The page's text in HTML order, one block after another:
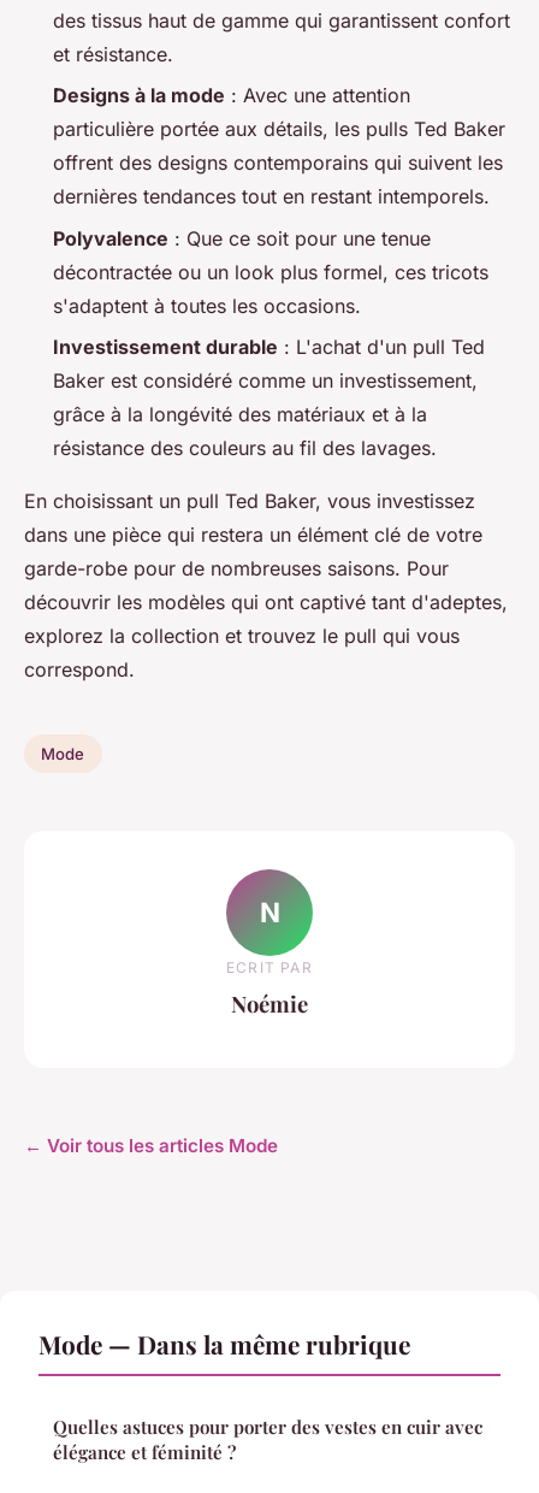
des tissus haut de gamme qui garantissent confort
et résistance.
Designs à la mode : Avec une attention
particulière portée aux détails, les pulls Ted Baker
offrent des designs contemporains qui suivent les
dernières tendances tout en restant intemporels.
Polyvalence : Que ce soit pour une tenue
décontractée ou un look plus formel, ces tricots
s'adaptent à toutes les occasions.
Investissement durable : L'achat d'un pull Ted
Baker est considéré comme un investissement,
grâce à la longévité des matériaux et à la
résistance des couleurs au fil des lavages.
En choisissant un pull Ted Baker, vous investissez
dans une pièce qui restera un élément clé de votre
garde-robe pour de nombreuses saisons. Pour
découvrir les modèles qui ont captivé tant d'adeptes,
explorez la collection et trouvez le pull qui vous
correspond.
Mode
N
ECRIT PAR
Noémie
← Voir tous les articles Mode
Mode — Dans la même rubrique
Quelles astuces pour porter des vestes en cuir avec
élégance et féminité ?